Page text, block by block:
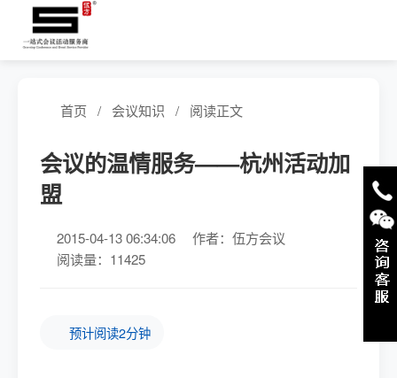
首页 / 会议知识 / 阅读正文
会议的温情服务——杭州活动加
盟
2015-04-13 06:34:06
作者：伍方会议
阅读量：11425
预计阅读2分钟